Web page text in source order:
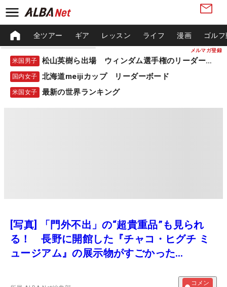
メルマガ登録
全ツアー ギア レッスン ライフ 漫画 ゴル
米国男子 松山英樹ら出場 ウィンダム選手権のリーダーボード
国内女子 北海道meijiカップ リーダーボード
米国女子 最新の世界ランキング
[写真] 「門外不出」の“超貴重品”も見られ
る！ 長野に開館した『チャコ・ヒグチ ミ
ュージアム』の展示物がすごかった…
コメン